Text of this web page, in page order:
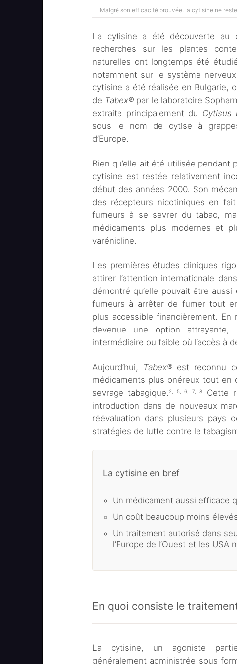
Malgré son efficacité prouvée, la cytisine ne
La cytisine a été découverte
recherches sur les plantes
naturelles ont longtemps été
notamment sur le système
cytisine a été réalisée en Bulgarie,
de Tabex® par le laboratoire
extraite principalement du Cytisus
sous le nom de cytise à
d’Europe.
Bien qu’elle ait été utilisée pendant
cytisine est restée relativement
début des années 2000. Son
des récepteurs nicotiniques en
fumeurs à se sevrer du tabac,
médicaments plus modernes et
varénicline.
Les premières études cliniques
attirer l’attention internationale
démontré qu’elle pouvait être aussi
fumeurs à arrêter de fumer tout
plus accessible financièrement.
devenue une option
intermédiaire ou faible où l’accès à
Aujourd’hui, Tabex®est reconnu
médicaments plus onéreux tout en
sevrage tabagique. 2, 5, 6, 7, 8
Cette
introduction dans de nouveaux
réévaluation dans plusieurs pays
stratégies de lutte contre le
La cytisine en bref
Un médicament aussi efficace
Un coût beaucoup moins
Un traitement autorisé dans
l’Europe de l’Ouest et les USA
En quoi consiste le
La cytisine, un agoniste
généralement administrée sous